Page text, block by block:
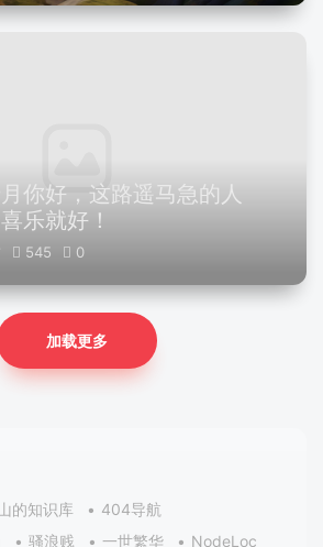
你好，这路遥马急的人
乐就好！
545 0
加载更多
的知识库
404导航
骚浪贱 一世繁华 NodeLoc